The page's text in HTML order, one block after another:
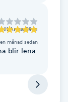
till Anna Säve
månad sedan
blir lena